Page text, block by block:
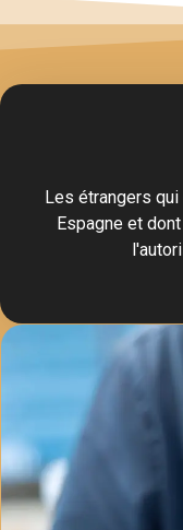
Les étrangers
Espagne et